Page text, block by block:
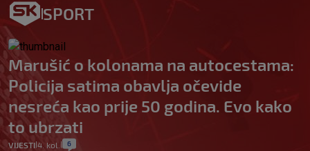
SPORT
Marušić o kolonama na autocestama:
Policija satima obavlja očevide
nesreća kao prije 50 godina. Evo kako
to ubrzati
VIJESTI 4. kol. 6